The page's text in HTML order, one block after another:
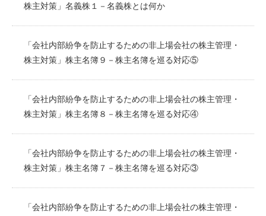
株主対策」名義株１－名義株とは何か
「会社内部紛争を防止するための非上場会社の株主管理・
株主対策」株主名簿９－株主名簿を巡る対応⑤
「会社内部紛争を防止するための非上場会社の株主管理・
株主対策」株主名簿８－株主名簿を巡る対応④
「会社内部紛争を防止するための非上場会社の株主管理・
株主対策」株主名簿７－株主名簿を巡る対応③
「会社内部紛争を防止するための非上場会社の株主管理・